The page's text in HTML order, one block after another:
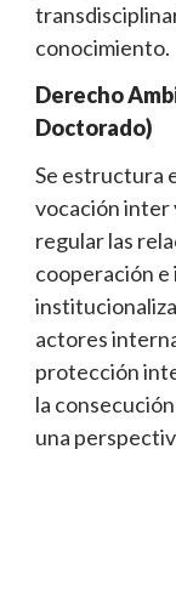
conocimiento.
Derecho
Doctorado)
Se estructura
vocación inter
regular las
cooperación
actores
protección
la
una